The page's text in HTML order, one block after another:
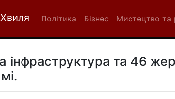
Політика Бізнес Мистецтво та
інфраструктура та 46